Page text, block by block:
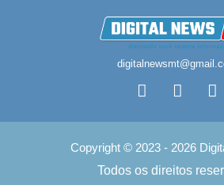
Copyright © 2023 - 2026
Todos os direitos